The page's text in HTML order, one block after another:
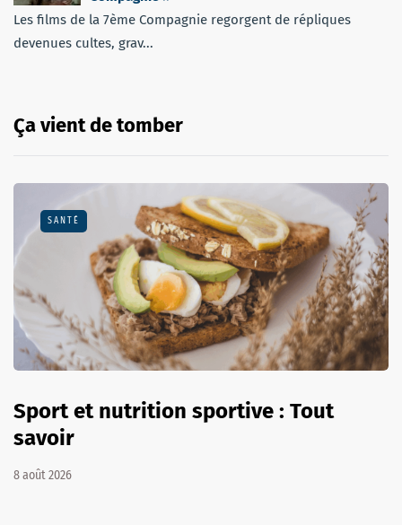
Les films de la 7ème Compagnie regorgent de répliques
devenues cultes, grav...
Ça vient de tomber
SANTÉ
Sport et nutrition sportive : Tout
savoir
8 août 2026